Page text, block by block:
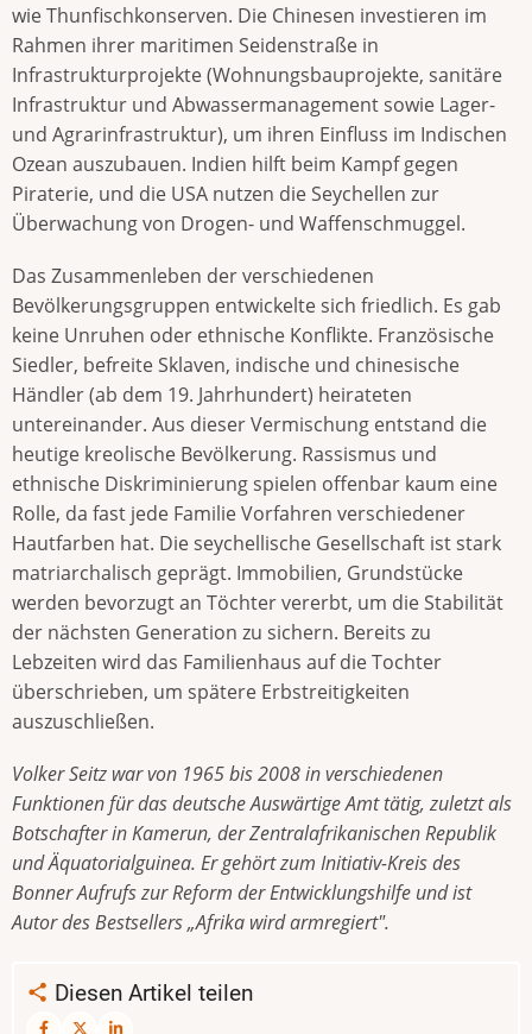
wie Thunfischkonserven. Die Chinesen investieren im
Rahmen ihrer maritimen Seidenstraße in
Infrastrukturprojekte (Wohnungsbauprojekte, sanitäre
Infrastruktur und Abwassermanagement sowie Lager-
und Agrarinfrastruktur), um ihren Einfluss im Indischen
Ozean auszubauen. Indien hilft beim Kampf gegen
Piraterie, und die USA nutzen die Seychellen zur
Überwachung von Drogen- und Waffenschmuggel.
Das Zusammenleben der verschiedenen
Bevölkerungsgruppen entwickelte sich friedlich. Es gab
keine Unruhen oder ethnische Konflikte. Französische
Siedler, befreite Sklaven, indische und chinesische
Händler (ab dem 19. Jahrhundert) heirateten
untereinander. Aus dieser Vermischung entstand die
heutige kreolische Bevölkerung. Rassismus und
ethnische Diskriminierung spielen offenbar kaum eine
Rolle, da fast jede Familie Vorfahren verschiedener
Hautfarben hat. Die seychellische Gesellschaft ist stark
matriarchalisch geprägt. Immobilien, Grundstücke
werden bevorzugt an Töchter vererbt, um die Stabilität
der nächsten Generation zu sichern. Bereits zu
Lebzeiten wird das Familienhaus auf die Tochter
überschrieben, um spätere Erbstreitigkeiten
auszuschließen.
Volker Seitz war von 1965 bis 2008 in verschiedenen
Funktionen für das deutsche Auswärtige Amt tätig, zuletzt als
Botschafter in Kamerun, der Zentralafrikanischen Republik
und Äquatorialguinea. Er gehört zum Initiativ-Kreis des
Bonner Aufrufs zur Reform der Entwicklungshilfe und ist
Autor des Bestsellers „Afrika wird armregiert".
Diesen Artikel teilen